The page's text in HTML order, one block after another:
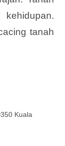
tanah
Kuala